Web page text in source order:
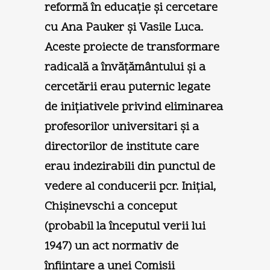
reformă în educaţie şi cercetare
cu Ana Pauker şi Vasile Luca.
Aceste proiecte de transformare
radicală a învăţământului şi a
cercetării erau puternic legate
de iniţiativele privind eliminarea
profesorilor universitari şi a
directorilor de institute care
erau indezirabili din punctul de
vedere al conducerii pcr. Iniţial,
Chişinevschi a conceput
(probabil la începutul verii lui
1947) un act normativ de
înfiinţare a unei Comisii